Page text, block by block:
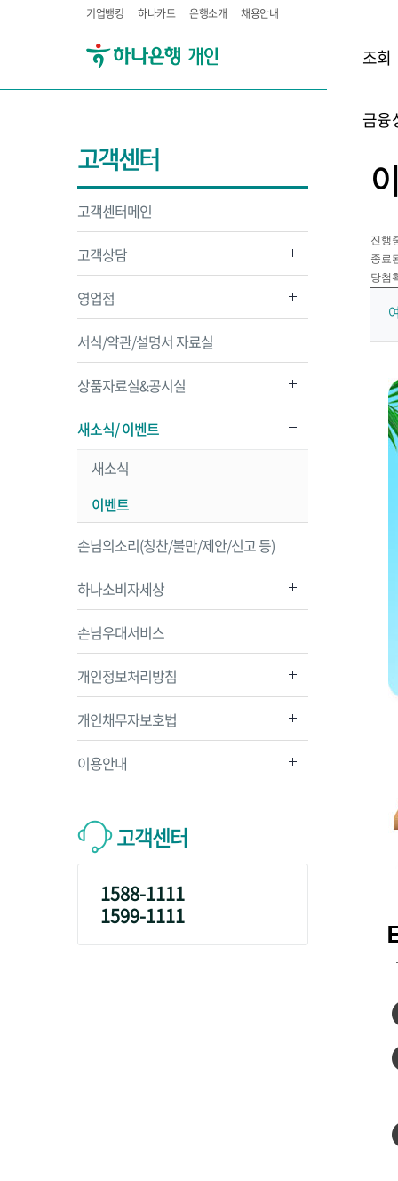
기업뱅킹 하나카드 은행소개 채용안내
조회
금융
고객센터
고객센터메인
고객상담
영업점
서식/약관/설명서 자료실
상품자료실&공시실
새소식/ 이벤트
새소식
이벤트
손님의소리(칭찬/불만/제안/신고 등)
하나소비자세상
손님우대서비스
개인정보처리방침
개인채무자보호법
이용안내
고객센터
1588-1111
1599-1111
진행
종료
당첨